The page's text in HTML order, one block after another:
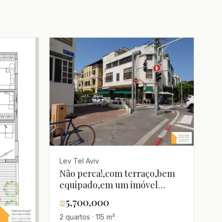
Lev Tel Aviv
Não perca!,com terraço,bem
equipado,em um imóvel
₪5,700,000
2 quartos · 115 m²